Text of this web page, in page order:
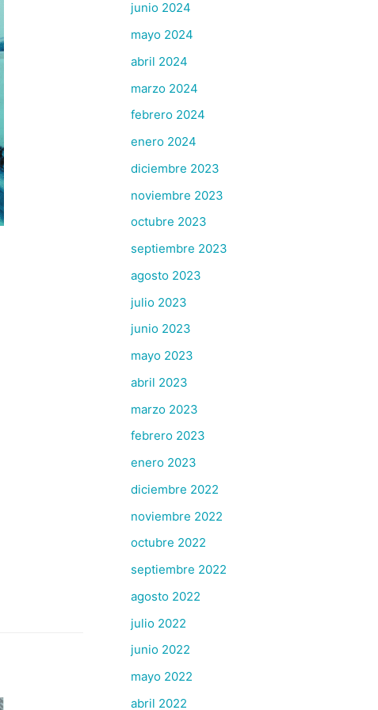
junio 2024
mayo 2024
abril 2024
marzo 2024
febrero 2024
enero 2024
diciembre 2023
noviembre 2023
octubre 2023
septiembre 2023
agosto 2023
julio 2023
junio 2023
mayo 2023
abril 2023
marzo 2023
febrero 2023
enero 2023
diciembre 2022
noviembre 2022
octubre 2022
septiembre 2022
agosto 2022
julio 2022
junio 2022
mayo 2022
abril 2022